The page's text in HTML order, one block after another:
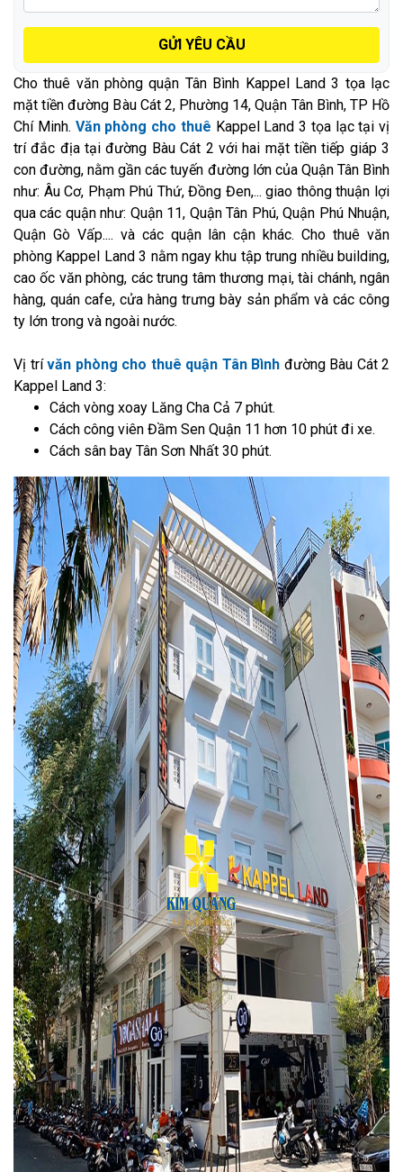
GỬI YÊU CẦU
Cho thuê văn phòng quận Tân Bình Kappel Land 3 tọa lạc
mặt tiền đường Bàu Cát 2, Phường 14, Quận Tân Bình, TP Hồ
Chí Minh. Văn phòng cho thuê Kappel Land 3 tọa lạc tại vị
trí đắc địa tại đường Bàu Cát 2 với hai mặt tiền tiếp giáp 3
con đường, nằm gần các tuyến đường lớn của Quận Tân Bình
như: Âu Cơ, Phạm Phú Thứ, Đồng Đen,... giao thông thuận lợi
qua các quận như: Quận 11, Quận Tân Phú, Quận Phú Nhuận,
Quận Gò Vấp.... và các quận lân cận khác. Cho thuê văn
phòng Kappel Land 3 nằm ngay khu tập trung nhiều building,
cao ốc văn phòng, các trung tâm thương mại, tài chánh, ngân
hàng, quán cafe, cửa hàng trưng bày sản phẩm và các công
ty lớn trong và ngoài nước.
Vị trívăn phòng cho thuê quận Tân Bình đường Bàu Cát 2
Kappel Land 3:
Cách vòng xoay Lăng Cha Cả 7 phút.
Cách công viên Đầm Sen Quận 11 hơn 10 phút đi xe.
Cách sân bay Tân Sơn Nhất 30 phút.